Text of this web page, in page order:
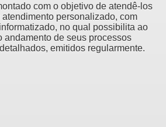
com o objetivo de atendê-los
personalizado, com
no qual possibilita ao
andamento de seus processos
emitidos regularmente.